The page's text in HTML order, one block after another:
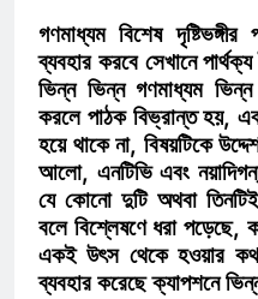
গণমাধ্যম বিশেষ
ব্যবহার করবে সেখানে
ভিন্ন ভিন্ন গণমাধ্যম ভিন্ন
করলে পাঠক বিভ্রান্ত হয়,
হয়ে থাকে না, বিষয়টিকে
আলো, এনটিভি এবং
যে কোনো দুটি অথবা
বলে বিশ্লেষণে ধরা
একই উৎস থেকে হওয়ার
ব্যবহার করেছে ক্যাপশনে